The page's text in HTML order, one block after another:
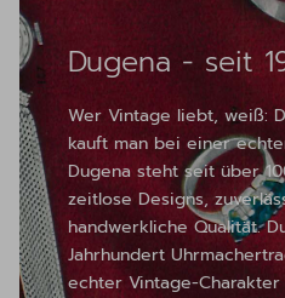
Dugena - seit
Wer Vintage liebt, weiß:
kauft man bei einer
Dugena steht seit über
zeitlose Designs,
handwerkliche Qualität.
Jahrhundert
echter Vintage-Charakter